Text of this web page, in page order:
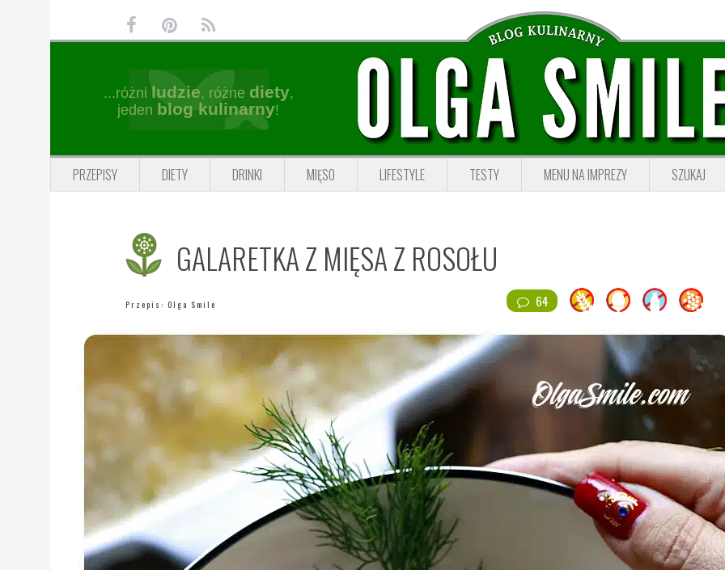
...różni ludzie, różne diety,
jeden blog kulinarny!
PRZEPISY DIETY DRINKI MIĘSO LIFESTYLE TESTY MENU NA IMPREZY SZUKAJ
GALARETKA Z MIĘSA Z ROSOŁU
64
Przepis: Olga Smile